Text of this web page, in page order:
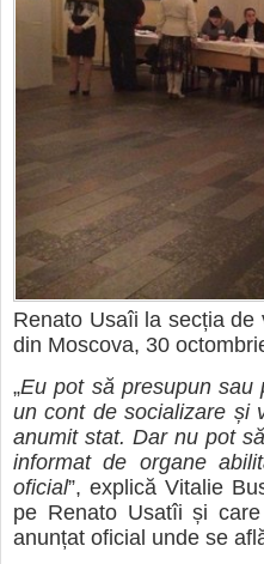
Renato Usaîi la secția de
din Moscova, 30
„Eu pot să presupun sau
un cont de socializare și
anumit stat. Dar nu pot
informat de organe
oficial”, explică Vitalie
pe Renato Usatîi și
anunțat oficial unde se